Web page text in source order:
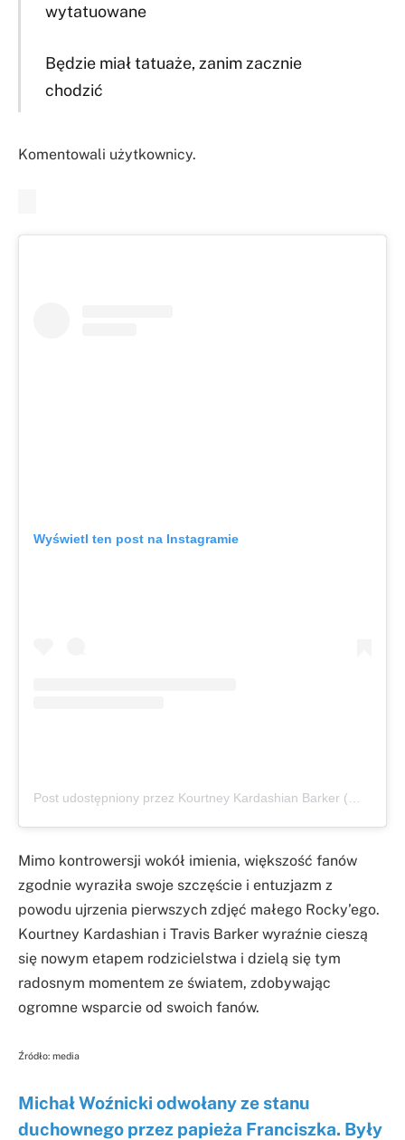
wytatuowane
Będzie miał tatuaże, zanim zacznie
chodzić
Komentowali użytkownicy.
Wyświetl ten post na Instagramie
Mimo kontrowersji wokół imienia, większość fanów
zgodnie wyraziła swoje szczęście i entuzjazm z
powodu ujrzenia pierwszych zdjęć małego Rocky’ego.
Kourtney Kardashian i Travis Barker wyraźnie cieszą
się nowym etapem rodzicielstwa i dzielą się tym
radosnym momentem ze światem, zdobywając
ogromne wsparcie od swoich fanów.
Źródło: media
Michał Woźnicki odwołany ze stanu
duchownego przez papieża Franciszka. Były